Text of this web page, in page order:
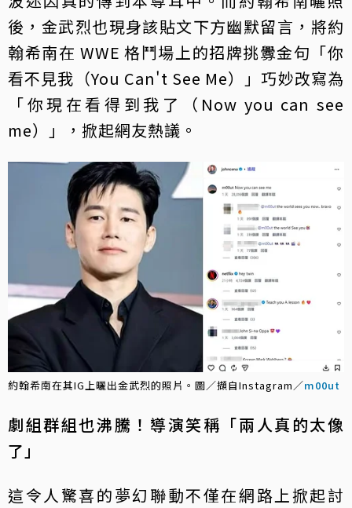
後，金武烈也現身該貼文下方幽默留言，將約
翰希南在 WWE 格鬥場上的招牌挑釁金句「你
看不見我（You Can't See Me）」巧妙改寫為
「你現在看得到我了（Now you can see
me）」，掀起網友熱議。
約翰希南在其IG上曬出金武烈的照片。圖／擷自Instagram／m00ut
劇組群組也沸騰！導演笑稱「兩人真的太像
了」
這令人驚喜的夢幻聯動不僅在網路上掀起討